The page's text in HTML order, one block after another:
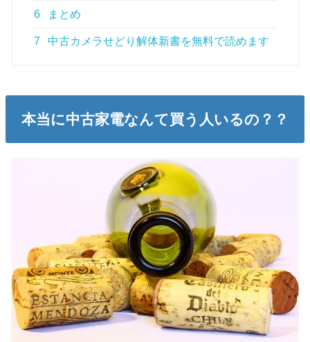
6 まとめ
7 中古カメラせどり解体新書を無料で読めます
本当に中古家電なんて買う人いるの？？